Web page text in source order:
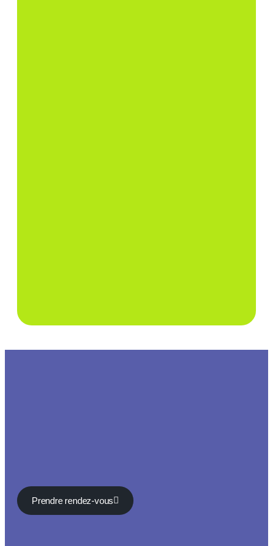
Prendre rendez-vous